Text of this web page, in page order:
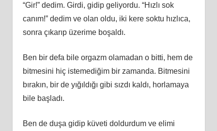
“Gir!” dedim. Girdi, gidip geliyordu. “Hızlı sok
canım!” dedim ve olan oldu, iki kere soktu hızlıca,
sonra çıkarıp üzerime boşaldı.
Ben bir defa bile orgazm olamadan o bitti, hem de
bitmesini hiç istemediğim bir zamanda. Bitmesini
bırakın, bir de yığıldığı gibi sızdı kaldı, horlamaya
bile başladı.
Ben de duşa gidip küveti doldurdum ve elimi